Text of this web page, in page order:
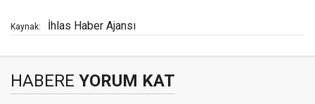
Kaynak: İhlas Haber Ajansı
HABERE YORUM KAT